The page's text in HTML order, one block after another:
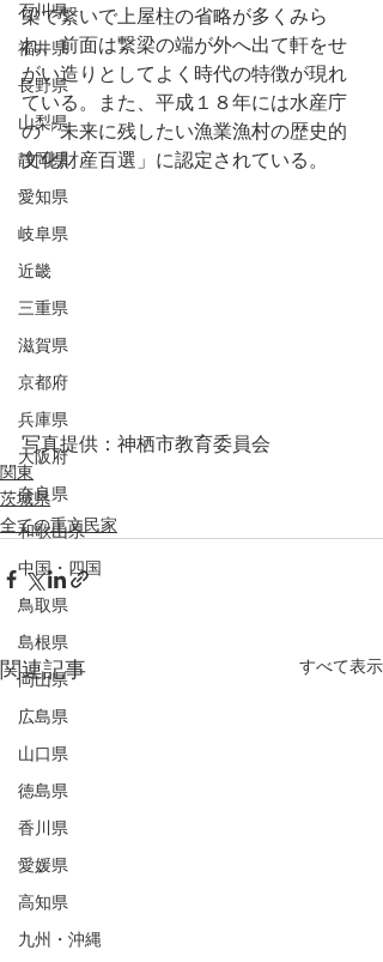
石川県
福井県
長野県
山梨県
静岡県
愛知県
岐阜県
近畿
三重県
滋賀県
京都府
兵庫県
大阪府
奈良県
和歌山県
中国・四国
鳥取県
島根県
岡山県
広島県
山口県
徳島県
香川県
愛媛県
高知県
九州・沖縄
梁で繋いで上屋柱の省略が多くみら
れ、前面は繋梁の端が外へ出て軒をせ
がい造りとしてよく時代の特徴が現れ
ている。また、平成１８年には水産庁
の「未来に残したい漁業漁村の歴史的
文化財産百選」に認定されている。
写真提供：神栖市教育委員会
関東
茨城県
全ての重文民家
関連記事 すべて表示